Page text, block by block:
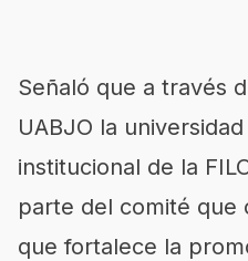
Señaló que a través
UABJO la
institucional de la
parte del comité que
que fortalece la